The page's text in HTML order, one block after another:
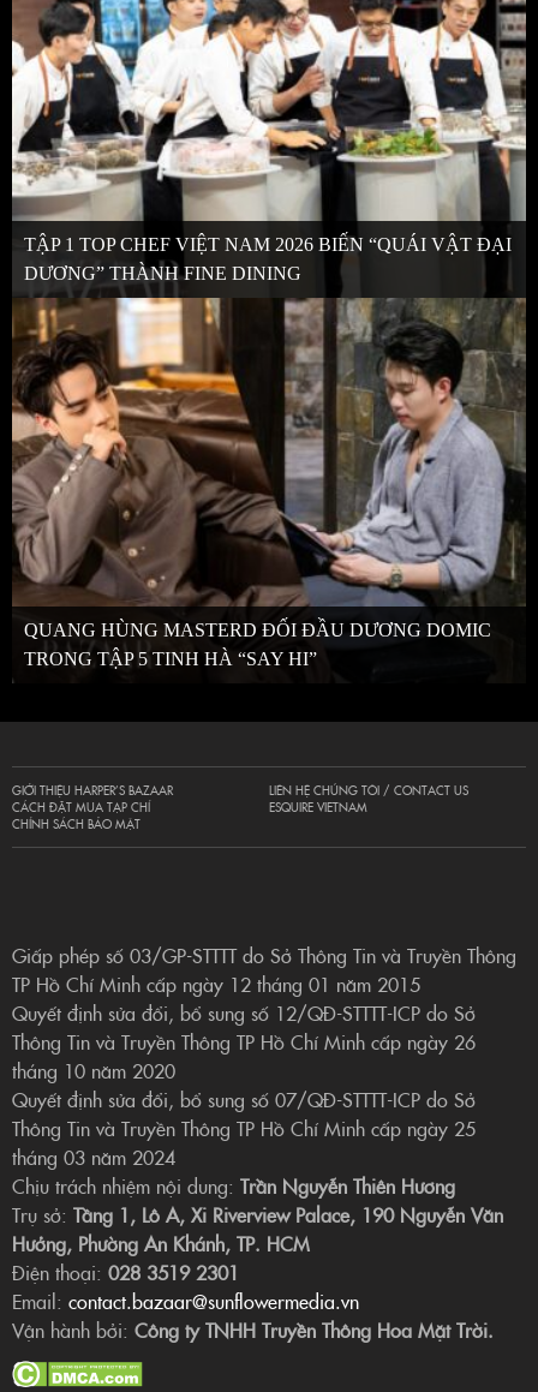
TẬP 1 TOP CHEF VIỆT NAM 2026 BIẾN “QUÁI VẬT ĐẠI
DƯƠNG” THÀNH FINE DINING
QUANG HÙNG MASTERD ĐỐI ĐẦU DƯƠNG DOMIC
TRONG TẬP 5 TINH HÀ “SAY HI”
GIỚI THIỆU HARPER’S BAZAAR
CÁCH ĐẶT MUA TẠP CHÍ
CHÍNH SÁCH BẢO MẬT
LIÊN HỆ CHÚNG TÔI / CONTACT US
ESQUIRE VIETNAM
Giấp phép số 03/GP-STTTT do Sở Thông Tin và Truyền Thông
TP Hồ Chí Minh cấp ngày 12 tháng 01 năm 2015
Quyết định sửa đổi, bổ sung số 12/QĐ-STTTT-ICP do Sở
Thông Tin và Truyền Thông TP Hồ Chí Minh cấp ngày 26
tháng 10 năm 2020
Quyết định sửa đổi, bổ sung số 07/QĐ-STTTT-ICP do Sở
Thông Tin và Truyền Thông TP Hồ Chí Minh cấp ngày 25
tháng 03 năm 2024
Chịu trách nhiệm nội dung: Trần Nguyễn Thiên Hương
Trụ sở: Tầng 1, Lô A, Xi Riverview Palace, 190 Nguyễn Văn
Hưởng, Phường An Khánh, TP. HCM
Điện thoại: 028 3519 2301
Email: contact.bazaar@sunflowermedia.vn
Vận hành bởi: Công ty TNHH Truyền Thông Hoa Mặt Trời.